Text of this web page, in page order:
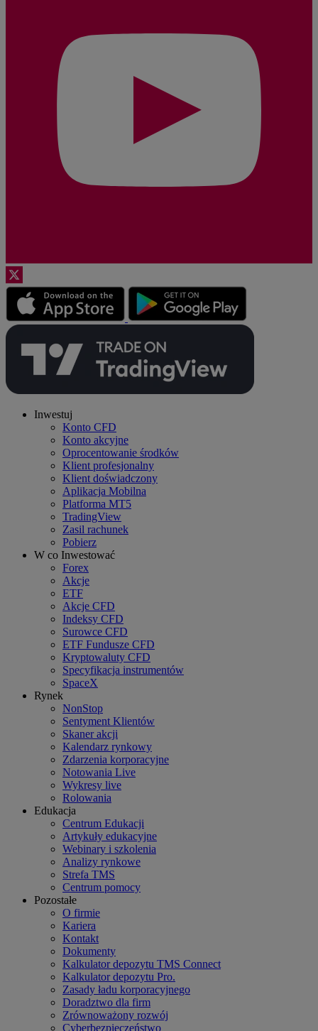
Inwestuj
Konto CFD
Konto akcyjne
Oprocentowanie środków
Klient profesjonalny
Klient doświadczony
Aplikacja Mobilna
Platforma MT5
TradingView
Zasil rachunek
Pobierz
W co Inwestować
Forex
Akcje
ETF
Akcje CFD
Indeksy CFD
Surowce CFD
ETF Fundusze CFD
Kryptowaluty CFD
Specyfikacja instrumentów
SpaceX
Rynek
NonStop
Sentyment Klientów
Skaner akcji
Kalendarz rynkowy
Zdarzenia korporacyjne
Notowania Live
Wykresy live
Rolowania
Edukacja
Centrum Edukacji
Artykuły edukacyjne
Webinary i szkolenia
Analizy rynkowe
Strefa TMS
Centrum pomocy
Pozostałe
O firmie
Kariera
Kontakt
Dokumenty
Kalkulator depozytu TMS Connect
Kalkulator depozytu Pro.
Zasady ładu korporacyjnego
Doradztwo dla firm
Zrównoważony rozwój
Cyberbezpieczeństwo